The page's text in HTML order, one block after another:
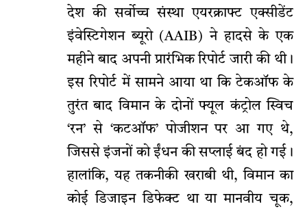
देश की सर्वोच्च संस्था एयरक्राफ्ट एक्सीडेंट
इंवेस्टिगेशन ब्यूरो (AAIB) ने हादसे के एक
महीने बाद अपनी प्रारंभिक रिपोर्ट जारी की थी।
इस रिपोर्ट में सामने आया था कि टेकऑफ के
तुरंत बाद विमान के दोनों फ्यूल कंट्रोल स्विच
‘रन’ से ‘कटऑफ’ पोजीशन पर आ गए थे,
जिससे इंजनों को ईंधन की सप्लाई बंद हो गई।
हालांकि, यह तकनीकी खराबी थी, विमान का
कोई डिजाइन डिफेक्ट था या मानवीय चूक,